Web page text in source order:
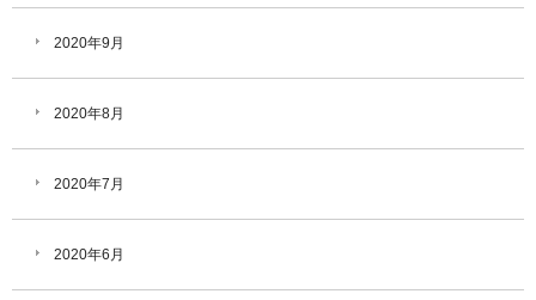
2020年9月
2020年8月
2020年7月
2020年6月